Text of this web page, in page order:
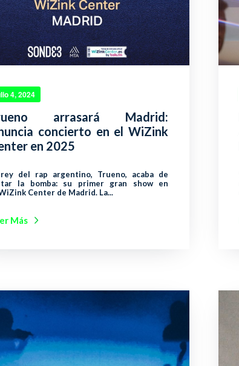
4, 2024
arrasará Madrid:
concierto en el WiZink
en 2025
del rap argentino, Trueno, acaba de
la bomba: su primer gran show en
Center de Madrid. La...
Más